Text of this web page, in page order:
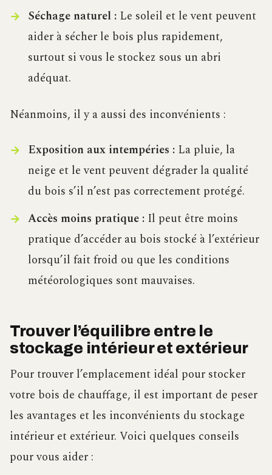
Séchage naturel :Le soleil et le vent peuvent
aider à sécher le bois plus rapidement,
surtout si vous le stockez sous un abri
adéquat.
Néanmoins, il y a aussi des inconvénients :
Exposition aux intempéries :La pluie, la
neige et le vent peuvent dégrader la qualité
du bois s’il n’est pas correctement protégé.
Accès moins pratique :Il peut être moins
pratique d’accéder au bois stocké à l’extérieur
lorsqu’il fait froid ou que les conditions
météorologiques sont mauvaises.
Trouver l’équilibre entre le
stockage intérieur et extérieur
Pour trouver l’emplacement idéal pour stocker
votre bois de chauffage, il est important de peser
les avantages et les inconvénients du stockage
intérieur et extérieur. Voici quelques conseils
pour vous aider :